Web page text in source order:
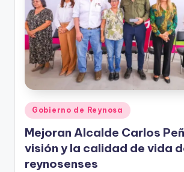
Publicado
en
Gobierno de Reynosa
Mejoran Alcalde Carlos
visión y la calidad de vida
reynosenses